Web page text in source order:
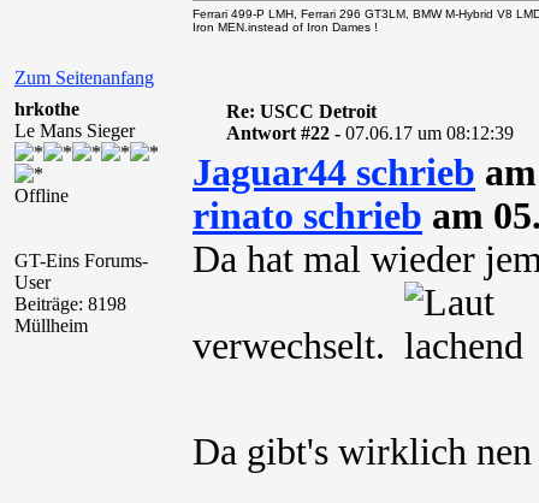
Zum Seitenanfang
Ferrari 499-P LMH, Ferrari 296 GT3LM, BMW M-Hybrid V8
Iron MEN.instead of Iron Dames !
hrkothe
Le Mans Sieger
Offline
GT-Eins Forums-
User
Beiträge: 8198
Müllheim
Re: USCC Detroit
Antwort #22 - 07.06.17 um 08:12:39
Jaguar44 schrieb
rinato schrieb am
Da hat mal wieder
verwechselt.
Da gibt's wirklich